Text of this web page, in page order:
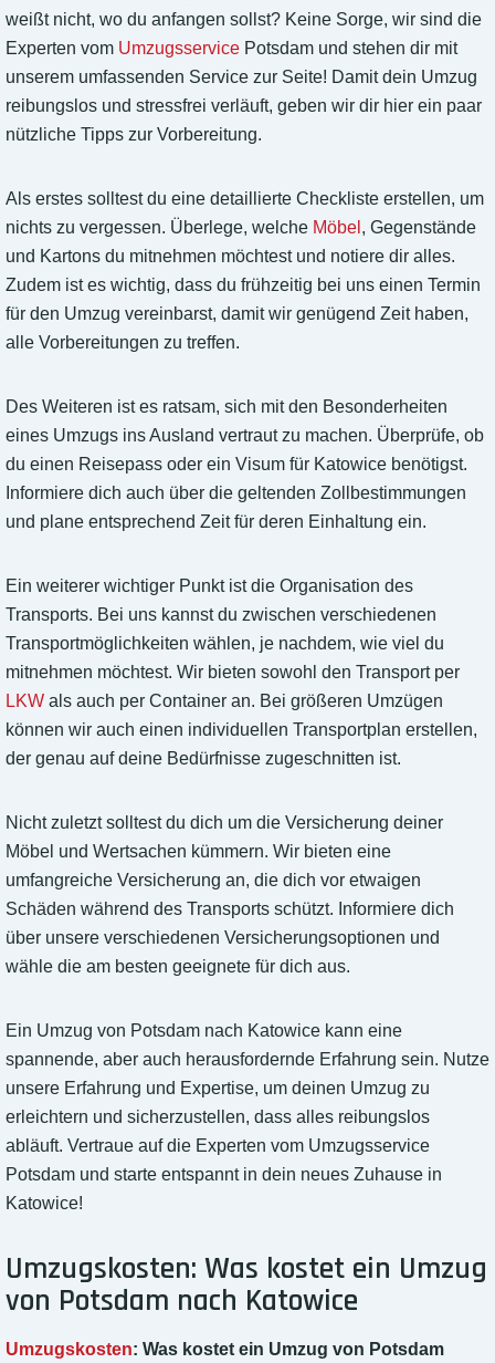
weißt nicht, wo du anfangen sollst? Keine Sorge, wir sind die
Experten vom Umzugsservice Potsdam und stehen dir mit
unserem umfassenden Service zur Seite! Damit dein Umzug
reibungslos und stressfrei verläuft, geben wir dir hier ein paar
nützliche Tipps zur Vorbereitung.
Als erstes solltest du eine detaillierte Checkliste erstellen, um
nichts zu vergessen. Überlege, welche Möbel , Gegenstände
und Kartons du mitnehmen möchtest und notiere dir alles.
Zudem ist es wichtig, dass du frühzeitig bei uns einen Termin
für den Umzug vereinbarst, damit wir genügend Zeit haben,
alle Vorbereitungen zu treffen.
Des Weiteren ist es ratsam, sich mit den Besonderheiten
eines Umzugs ins Ausland vertraut zu machen. Überprüfe, ob
du einen Reisepass oder ein Visum für Katowice benötigst.
Informiere dich auch über die geltenden Zollbestimmungen
und plane entsprechend Zeit für deren Einhaltung ein.
Ein weiterer wichtiger Punkt ist die Organisation des
Transports. Bei uns kannst du zwischen verschiedenen
Transportmöglichkeiten wählen, je nachdem, wie viel du
mitnehmen möchtest. Wir bieten sowohl den Transport per
LKW als auch per Container an. Bei größeren Umzügen
können wir auch einen individuellen Transportplan erstellen,
der genau auf deine Bedürfnisse zugeschnitten ist.
Nicht zuletzt solltest du dich um die Versicherung deiner
Möbel und Wertsachen kümmern. Wir bieten eine
umfangreiche Versicherung an, die dich vor etwaigen
Schäden während des Transports schützt. Informiere dich
über unsere verschiedenen Versicherungsoptionen und
wähle die am besten geeignete für dich aus.
Ein Umzug von Potsdam nach Katowice kann eine
spannende, aber auch herausfordernde Erfahrung sein. Nutze
unsere Erfahrung und Expertise, um deinen Umzug zu
erleichtern und sicherzustellen, dass alles reibungslos
abläuft. Vertraue auf die Experten vom Umzugsservice
Potsdam und starte entspannt in dein neues Zuhause in
Katowice!
Umzugskosten: Was kostet ein Umzug
von Potsdam nach Katowice
Umzugskosten: Was kostet ein Umzug von Potsdam